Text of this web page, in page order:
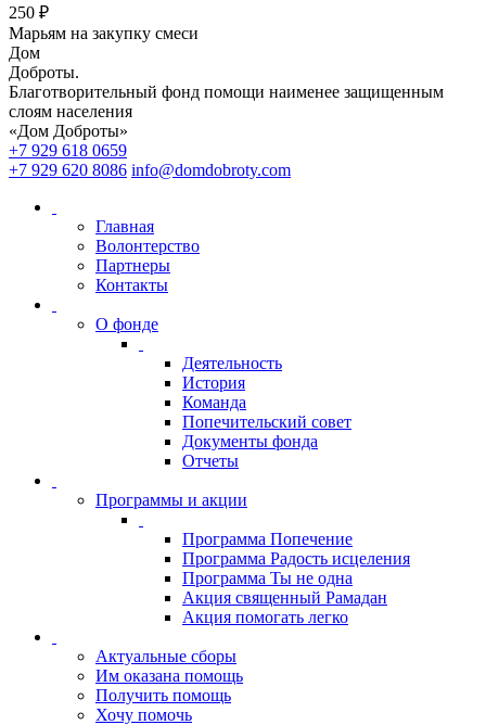
250 ₽
Марьям на закупку смеси
Дом
Доброты.
Благотворительный фонд помощи наименее защищенным
слоям населения
«Дом Доброты»
+7 929 618 0659
+7 929 620 8086 info@domdobroty.com
Главная
Волонтерство
Партнеры
Контакты
О фонде
Деятельность
История
Команда
Попечительский совет
Документы фонда
Отчеты
Программы и акции
Программа Попечение
Программа Радость исцеления
Программа Ты не одна
Акция священный Рамадан
Акция помогать легко
Актуальные сборы
Им оказана помощь
Получить помощь
Хочу помочь